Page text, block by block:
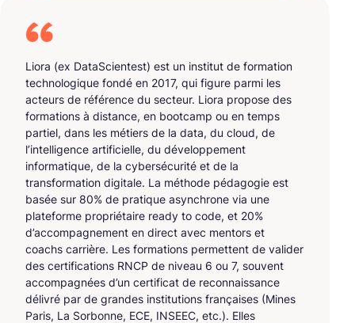
Liora (ex DataScientest) est un institut de formation
technologique fondé en 2017, qui figure parmi les
acteurs de référence du secteur. Liora propose des
formations à distance, en bootcamp ou en temps
partiel, dans les métiers de la data, du cloud, de
l’intelligence artificielle, du développement
informatique, de la cybersécurité et de la
transformation digitale. La méthode pédagogie est
basée sur 80% de pratique asynchrone via une
plateforme propriétaire ready to code, et 20%
d’accompagnement en direct avec mentors et
coachs carrière. Les formations permettent de valider
des certifications RNCP de niveau 6 ou 7, souvent
accompagnées d’un certificat de reconnaissance
délivré par de grandes institutions françaises (Mines
Paris, La Sorbonne, ECE, INSEEC, etc.). Elles